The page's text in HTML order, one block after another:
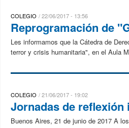
COLEGIO 22/06/2017 - 13:56
Reprogramación de
Les informamos que la Cátedra de
terror y crisis humanitaria", en el Aula
COLEGIO 21/06/2017 - 19:02
Jornadas de
Buenos Aires, 21 de junio de 2017 A